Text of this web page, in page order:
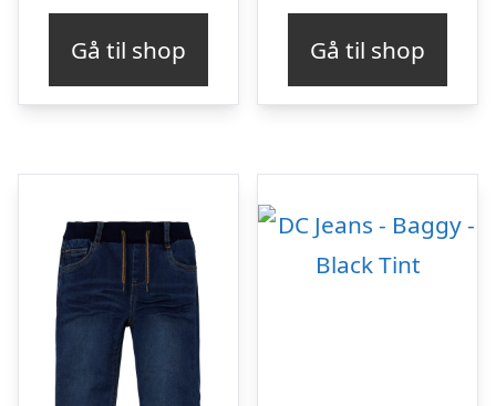
Gå til shop Gå til shop